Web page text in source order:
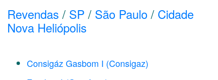
Revendas / SP / São Paulo / Cidade
Nova Heliópolis
Consigáz Gasbom I (Consigaz)